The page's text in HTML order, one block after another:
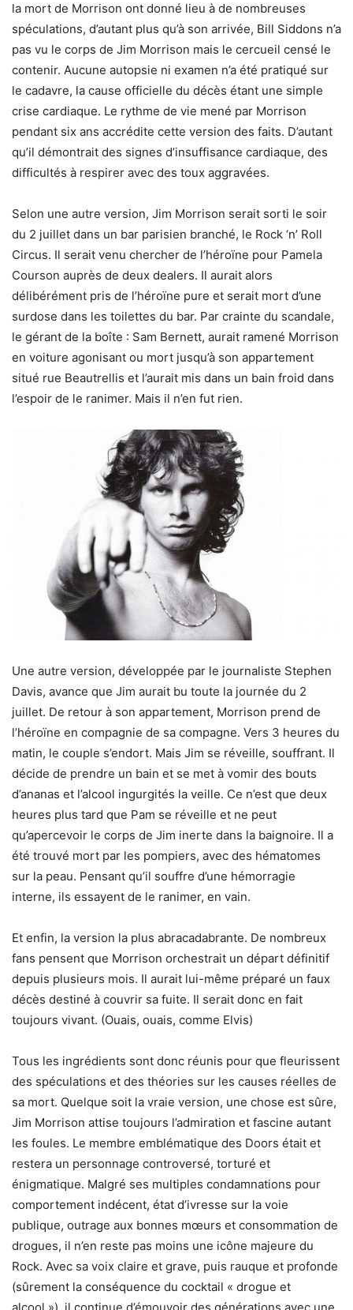
la mort de Morrison ont donné lieu à de nombreuses
spéculations, d’autant plus qu’à son arrivée, Bill Siddons n’a
pas vu le corps de Jim Morrison mais le cercueil censé le
contenir. Aucune autopsie ni examen n’a été pratiqué sur
le cadavre, la cause officielle du décès étant une simple
crise cardiaque. Le rythme de vie mené par Morrison
pendant six ans accrédite cette version des faits. D’autant
qu’il démontrait des signes d’insuffisance cardiaque, des
difficultés à respirer avec des toux aggravées.
Selon une autre version, Jim Morrison serait sorti le soir
du 2 juillet dans un bar parisien branché, le Rock ‘n’ Roll
Circus. Il serait venu chercher de l’héroïne pour Pamela
Courson auprès de deux dealers. Il aurait alors
délibérément pris de l’héroïne pure et serait mort d’une
surdose dans les toilettes du bar. Par crainte du scandale,
le gérant de la boîte : Sam Bernett, aurait ramené Morrison
en voiture agonisant ou mort jusqu’à son appartement
situé rue Beautrellis et l’aurait mis dans un bain froid dans
l’espoir de le ranimer. Mais il n’en fut rien.
Une autre version, développée par le journaliste Stephen
Davis, avance que Jim aurait bu toute la journée du 2
juillet. De retour à son appartement, Morrison prend de
l’héroïne en compagnie de sa compagne. Vers 3 heures du
matin, le couple s’endort. Mais Jim se réveille, souffrant. Il
décide de prendre un bain et se met à vomir des bouts
d’ananas et l’alcool ingurgités la veille. Ce n’est que deux
heures plus tard que Pam se réveille et ne peut
qu’apercevoir le corps de Jim inerte dans la baignoire. Il a
été trouvé mort par les pompiers, avec des hématomes
sur la peau. Pensant qu’il souffre d’une hémorragie
interne, ils essayent de le ranimer, en vain.
Et enfin, la version la plus abracadabrante. De nombreux
fans pensent que Morrison orchestrait un départ définitif
depuis plusieurs mois. Il aurait lui-même préparé un faux
décès destiné à couvrir sa fuite. Il serait donc en fait
toujours vivant. (Ouais, ouais, comme Elvis)
Tous les ingrédients sont donc réunis pour que fleurissent
des spéculations et des théories sur les causes réelles de
sa mort. Quelque soit la vraie version, une chose est sûre,
Jim Morrison attise toujours l’admiration et fascine autant
les foules. Le membre emblématique des Doors était et
restera un personnage controversé, torturé et
énigmatique. Malgré ses multiples condamnations pour
comportement indécent, état d’ivresse sur la voie
publique, outrage aux bonnes mœurs et consommation de
drogues, il n’en reste pas moins une icône majeure du
Rock. Avec sa voix claire et grave, puis rauque et profonde
(sûrement la conséquence du cocktail « drogue et